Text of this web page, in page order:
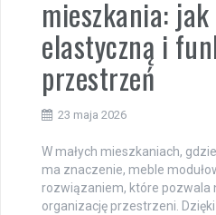
mieszkania:
elastyczną i
przestrzeń
23 maja 2026
W małych mieszkaniach,
ma znaczenie, meble
rozwiązaniem, które pozwala
organizację przestrzeni.